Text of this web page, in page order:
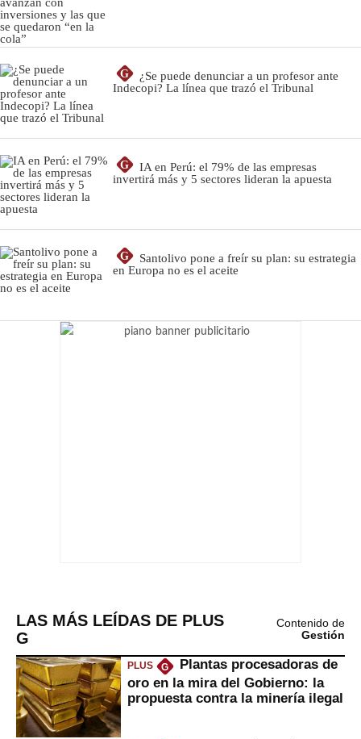
G
¿Se puede denunciar a un profesor ante
Indecopi? La línea que trazó el Tribunal
G
IA en Perú: el 79% de las empresas
invertirá más y 5 sectores lideran la apuesta
G
Santolivo pone a freír su plan: su estrategia
en Europa no es el aceite
LAS MÁS LEÍDAS DE PLUS
G
Contenido de
Gestión
PLUS G
Plantas procesadoras de
oro en la mira del Gobierno: la
propuesta contra la minería ilegal